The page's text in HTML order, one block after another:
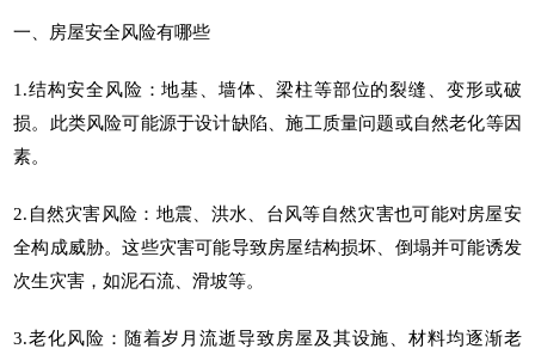
一、房屋安全风险有哪些
1.结构安全风险：地基、墙体、梁柱等部位的裂缝、变形或破
损。此类风险可能源于设计缺陷、施工质量问题或自然老化等因
素。
2.自然灾害风险：地震、洪水、台风等自然灾害也可能对房屋安
全构成威胁。这些灾害可能导致房屋结构损坏、倒塌并可能诱发
次生灾害，如泥石流、滑坡等。
3.老化风险：随着岁月流逝导致房屋及其设施、材料均逐渐老